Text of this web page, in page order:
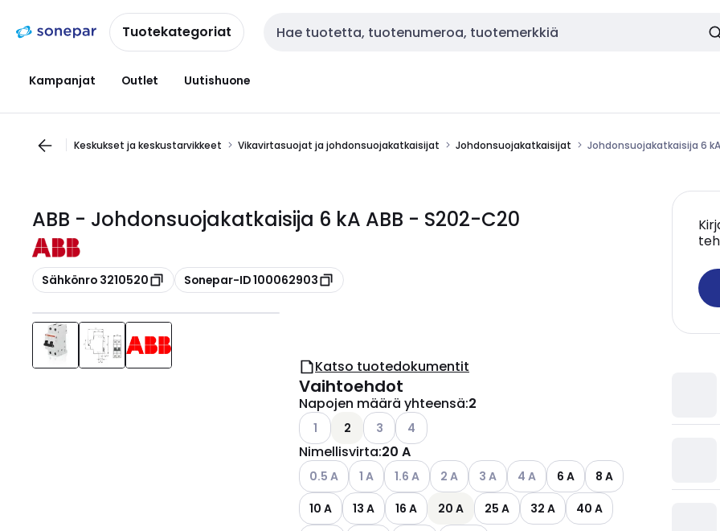
navigointiinsisältöönTuotekategoriat Haku
Kampanjat Outlet Uutishuone
Keskukset ja keskustarvikkeet Vikavirtasuojat ja johdonsuojakatkaisijat Johdonsuojakatkaisijat Johdonsuojakatkaisija 6
ABB - Johdonsuojakatkaisija 6 kA ABB - S202-C20
Kopioi
Sähkönro 3210520 Kopioi
Sonepar-ID 100062903
Katso tuotedokumentit
Vaihtoehdot
Napojen määrä yhteensä:2
Katso käytettävissä olevat vaihtoehdot
1 2 Katso käytettävissä olevat vaihtoehdot
3 Katso käytettävissä olevat vaihtoehdot
4
Nimellisvirta:20 A
Katso käytettävissä olevat vaihtoehdot
0.5 A Katso käytettävissä olevat vaihtoehdot
1 A Katso käytettävissä olevat vaihtoehdot
1.6 A Katso käytettävissä olevat vaihtoehdot
2 A Katso käytettävissä olevat vaihtoehdot
3 A Katso käytettävissä olevat
4 A 6 A
8 A
10 A
13 A 16 A 20 A 25 A 32 A
40 A